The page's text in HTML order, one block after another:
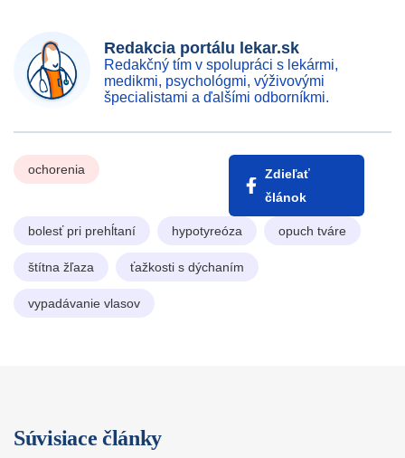
Redakcia portálu lekar.sk
Redakčný tím v spolupráci s lekármi,
medikmi, psychológmi, výživovými
špecialistami a ďalšími odborníkmi.
ochorenia
Zdieľať
článok
bolesť pri prehĺtaní hypotyreóza opuch tváre
štítna žľaza ťažkosti s dýchaním
vypadávanie vlasov
Súvisiace články